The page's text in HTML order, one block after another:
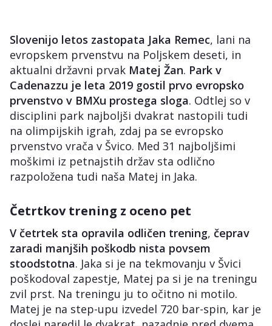
Slovenijo letos zastopata Jaka Remec, lani na
evropskem prvenstvu na Poljskem deseti, in
aktualni državni prvak Matej Žan. Park v
Cadenazzu je leta 2019 gostil prvo evropsko
prvenstvo v BMXu prostega sloga. Odtlej so v
disciplini park najboljši dvakrat nastopili tudi
na olimpijskih igrah, zdaj pa se evropsko
prvenstvo vrača v Švico. Med 31 najboljšimi
moškimi iz petnajstih držav sta odlično
razpoložena tudi naša Matej in Jaka.
Četrtkov trening z oceno pet
V četrtek sta opravila odličen trening, čeprav
zaradi manjših poškodb nista povsem
stoodstotna. Jaka si je na tekmovanju v Švici
poškodoval zapestje, Matej pa si je na treningu
zvil prst. Na treningu ju to očitno ni motilo.
Matej je na step-upu izvedel 720 bar-spin, kar je